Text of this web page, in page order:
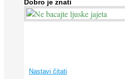
Dobro je znati
Nastavi čitati